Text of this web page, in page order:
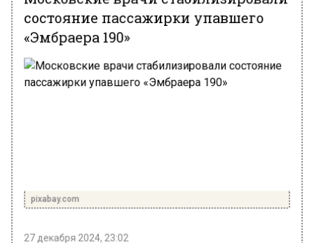
состояние пассажирки упавшего
«Эмбраера 190»
pixabay.com
27 декабря 2024, 23:02